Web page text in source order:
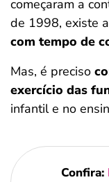
começaram a
de 1998, existe
com tempo de
Mas, é preciso
exercício das
infantil e no
Confira: